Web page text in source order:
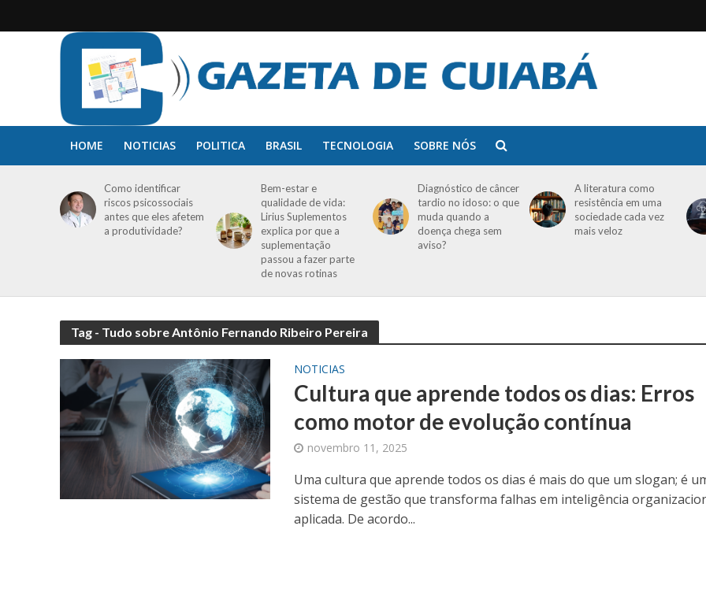
HOME NOTICIAS POLITICA BRASIL TECNOLOGIA SOBRE NÓS
Como identificar
riscos psicossociais
antes que eles afetem
a produtividade?
Bem-estar e
qualidade de vida:
Lirius Suplementos
explica por que a
suplementação
passou a fazer parte
de novas rotinas
Diagnóstico de câncer
tardio no idoso: o que
muda quando a
doença chega sem
aviso?
A literatura como
resistência em uma
sociedade cada vez
mais veloz
Tag - Tudo sobre Antônio Fernando Ribeiro Pereira
NOTICIAS
Cultura que aprende todos os dias: Erros
como motor de evolução contínua
novembro 11, 2025
Uma cultura que aprende todos os dias é mais do que um slogan; é
sistema de gestão que transforma falhas em inteligência
aplicada. De acordo...